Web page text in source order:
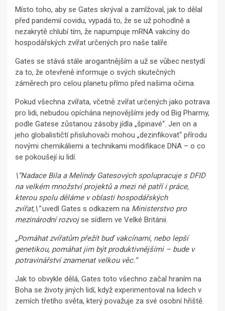
Místo toho, aby se Gates skrýval a zamlžoval, jak to dělal
před pandemií covidu, vypadá to, že se už pohodlně a
nezakrytě chlubí tím, že napumpuje mRNA vakcíny do
hospodářských zvířat určených pro naše talíře.
Gates se stává stále arogantnějším a už se vůbec nestydí
za to, že otevřeně informuje o svých skutečných
záměrech pro celou planetu přímo před našima očima.
Pokud všechna zvířata, včetně zvířat určených jako potrava
pro lidi, nebudou opíchána nejnovějšími jedy od Big Pharmy,
podle Gatese zůstanou zásoby jídla „špinavé“. Jen on a
jeho globalističtí přisluhovači mohou „dezinfikovat“ přírodu
novými chemikáliemi a technikami modifikace DNA – o co
se pokoušejí iu lidí.
\“Nadace Bila a Melindy Gatesových spolupracuje s DFID
na velkém množství projektů a mezi ně patří i práce,
kterou spolu děláme v oblasti hospodářských
zvířat,\“uvedl Gates s odkazem na Ministerstvo pro
mezinárodní rozvojse sídlem ve Velké Británii.
„Pomáhat zvířatům přežít buď vakcínami, nebo lepší
genetikou, pomáhat jim být produktivnějšími – bude v
potravinářství znamenat velkou věc.“
Jak to obvykle dělá, Gates toto všechno začal hraním na
Boha se životy jiných lidí, když experimentoval na lidech v
zemích třetího světa, který považuje za své osobní hřiště.